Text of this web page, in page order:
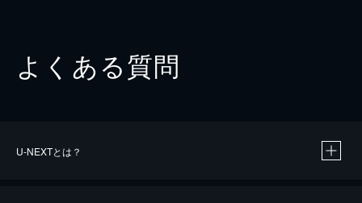
よくある質問
U-NEXTとは？